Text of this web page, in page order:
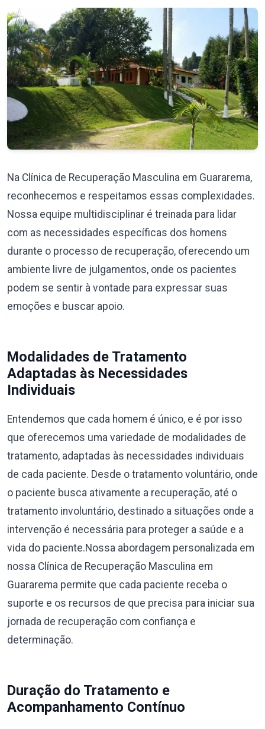
Na Clínica de Recuperação Masculina em Guararema,
reconhecemos e respeitamos essas complexidades.
Nossa equipe multidisciplinar é treinada para lidar
com as necessidades específicas dos homens
durante o processo de recuperação, oferecendo um
ambiente livre de julgamentos, onde os pacientes
podem se sentir à vontade para expressar suas
emoções e buscar apoio.
Modalidades de Tratamento
Adaptadas às Necessidades
Individuais
Entendemos que cada homem é único, e é por isso
que oferecemos uma variedade de modalidades de
tratamento, adaptadas às necessidades individuais
de cada paciente. Desde o tratamento voluntário, onde
o paciente busca ativamente a recuperação, até o
tratamento involuntário, destinado a situações onde a
intervenção é necessária para proteger a saúde e a
vida do paciente.Nossa abordagem personalizada em
nossa Clínica de Recuperação Masculina em
Guararema permite que cada paciente receba o
suporte e os recursos de que precisa para iniciar sua
jornada de recuperação com confiança e
determinação.
Duração do Tratamento e
Acompanhamento Contínuo